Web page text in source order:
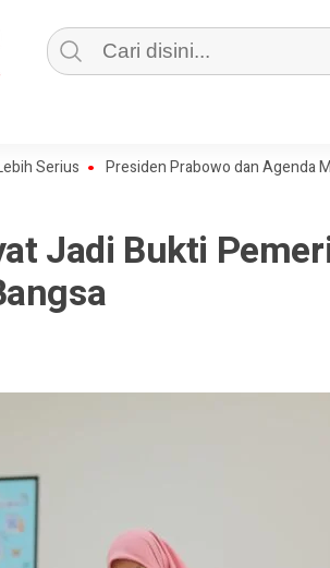
Presiden Prabowo dan Agenda
Jadi Bukti